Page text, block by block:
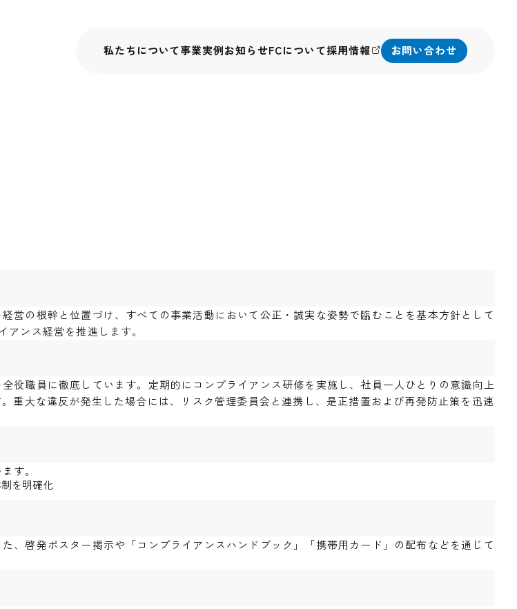
私たちについて事業実例お知らせFCについて採用情報 お問い合わせ
営の根幹と位置づけ、すべての事業活動において公正・誠実な姿勢で臨むことを基本方針として
ンス経営を推進します。
役職員に徹底しています。定期的にコンプライアンス研修を実施し、社員一人ひとりの意識向上
重大な違反が発生した場合には、リスク管理委員会と連携し、是正措置および再発防止策を迅速
す。
を明確化
、啓発ポスター掲示や「コンプライアンスハンドブック」「携帯用カード」の配布などを通じて